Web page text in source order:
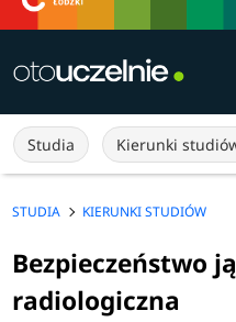
Studia Kierunki
STUDIA KIERUNKI STUDIÓW
Bezpieczeństwo
radiologiczna